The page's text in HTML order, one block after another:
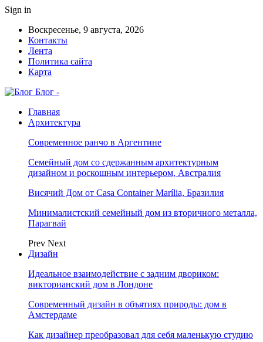
Sign in
Воскресенье, 9 августа, 2026
Контакты
Лента
Политика сайта
Карта
Блог -
Главная
Архитектура
Современное ранчо в Аргентине
Семейный дом со сдержанным архитектурным
дизайном и роскошным интерьером, Австралия
Висячий Дом от Casa Container Marília, Бразилия
Минималистский семейный дом из вторичного металла,
Парагвай
Prev Next
Дизайн
Идеальное взаимодействие с задним двориком:
викторианский дом в Лондоне
Современный дизайн в объятиях природы: дом в
Амстердаме
Как дизайнер преобразовал для себя маленькую студию